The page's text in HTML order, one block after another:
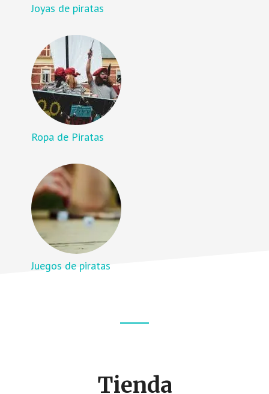
Joyas de piratas
Ropa de Piratas
Juegos de piratas
Tienda